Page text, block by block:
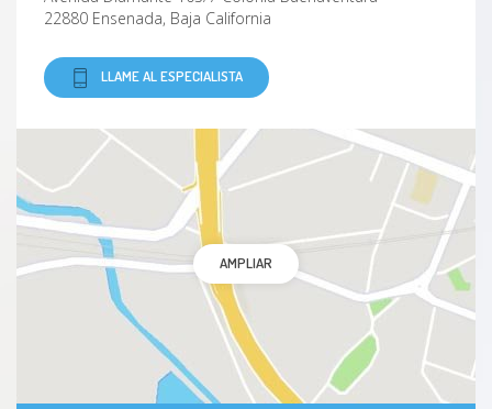
22880 Ensenada, Baja California
LLAME AL ESPECIALISTA
AMPLIAR